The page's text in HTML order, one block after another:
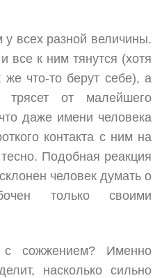
у всех разной величины.
все к ним тянутся (хотя
что-то берут себе), а
от малейшего
даже имени человека
контакта с ним на
Подобная реакция
человек думать о
только своими
сожжением? Именно
насколько сильно